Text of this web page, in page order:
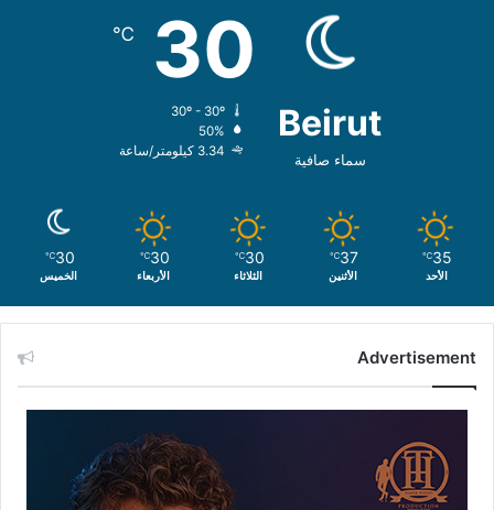
Beirut
سماء صافية
30
℃
50%
3.34 كيلومتر/ساعة
35
℃
الأحد
37
℃
الأثنين
30
℃
الثلاثاء
30
℃
الأربعاء
30
℃
الخميس
Advertisement